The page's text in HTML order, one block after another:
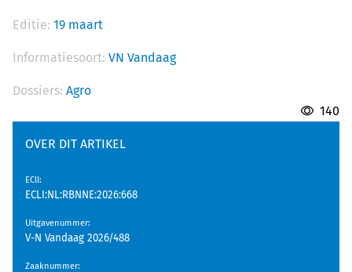
Editie: 19 maart
Informatiesoort: VN Vandaag
Dossiers: Agro
140
OVER DIT ARTIKEL
EClI:
ECLI:NL:RBNNE:2026:668
Uitgavenummer:
V-N Vandaag 2026/488
Zaaknummer: